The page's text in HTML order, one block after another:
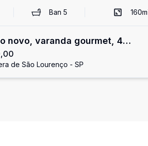
Ban5 160
novo, varanda gourmet, 4
de São Lourenço
de São Lourenço - SP